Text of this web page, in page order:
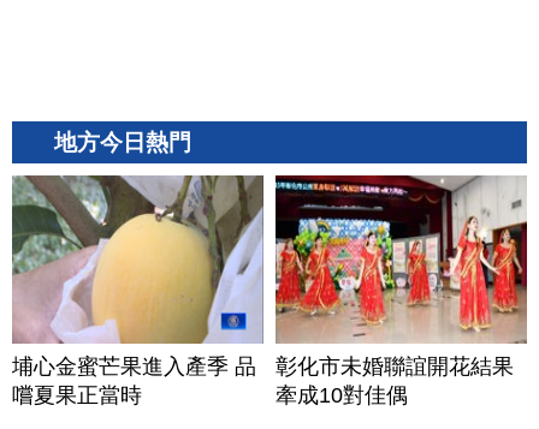
地方今日熱門
埔心金蜜芒果進入產季 品
嚐夏果正當時
彰化市未婚聯誼開花結果
牽成10對佳偶